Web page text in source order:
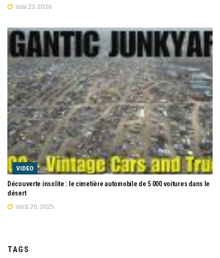
mai 23, 2026
VIDEO
Découverte insolite : le cimetière automobile de 5 000 voitures dans le
désert
avril 20, 2025
TAGS